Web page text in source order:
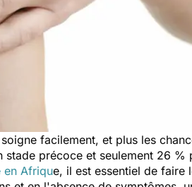
facilement, et plus les
précoce et seulement 26
en Afrique, il est essentiel de faire